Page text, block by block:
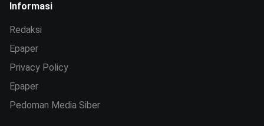
Informasi
Redaksi
Epaper
Privacy Policy
Epaper
Pedoman Media Siber